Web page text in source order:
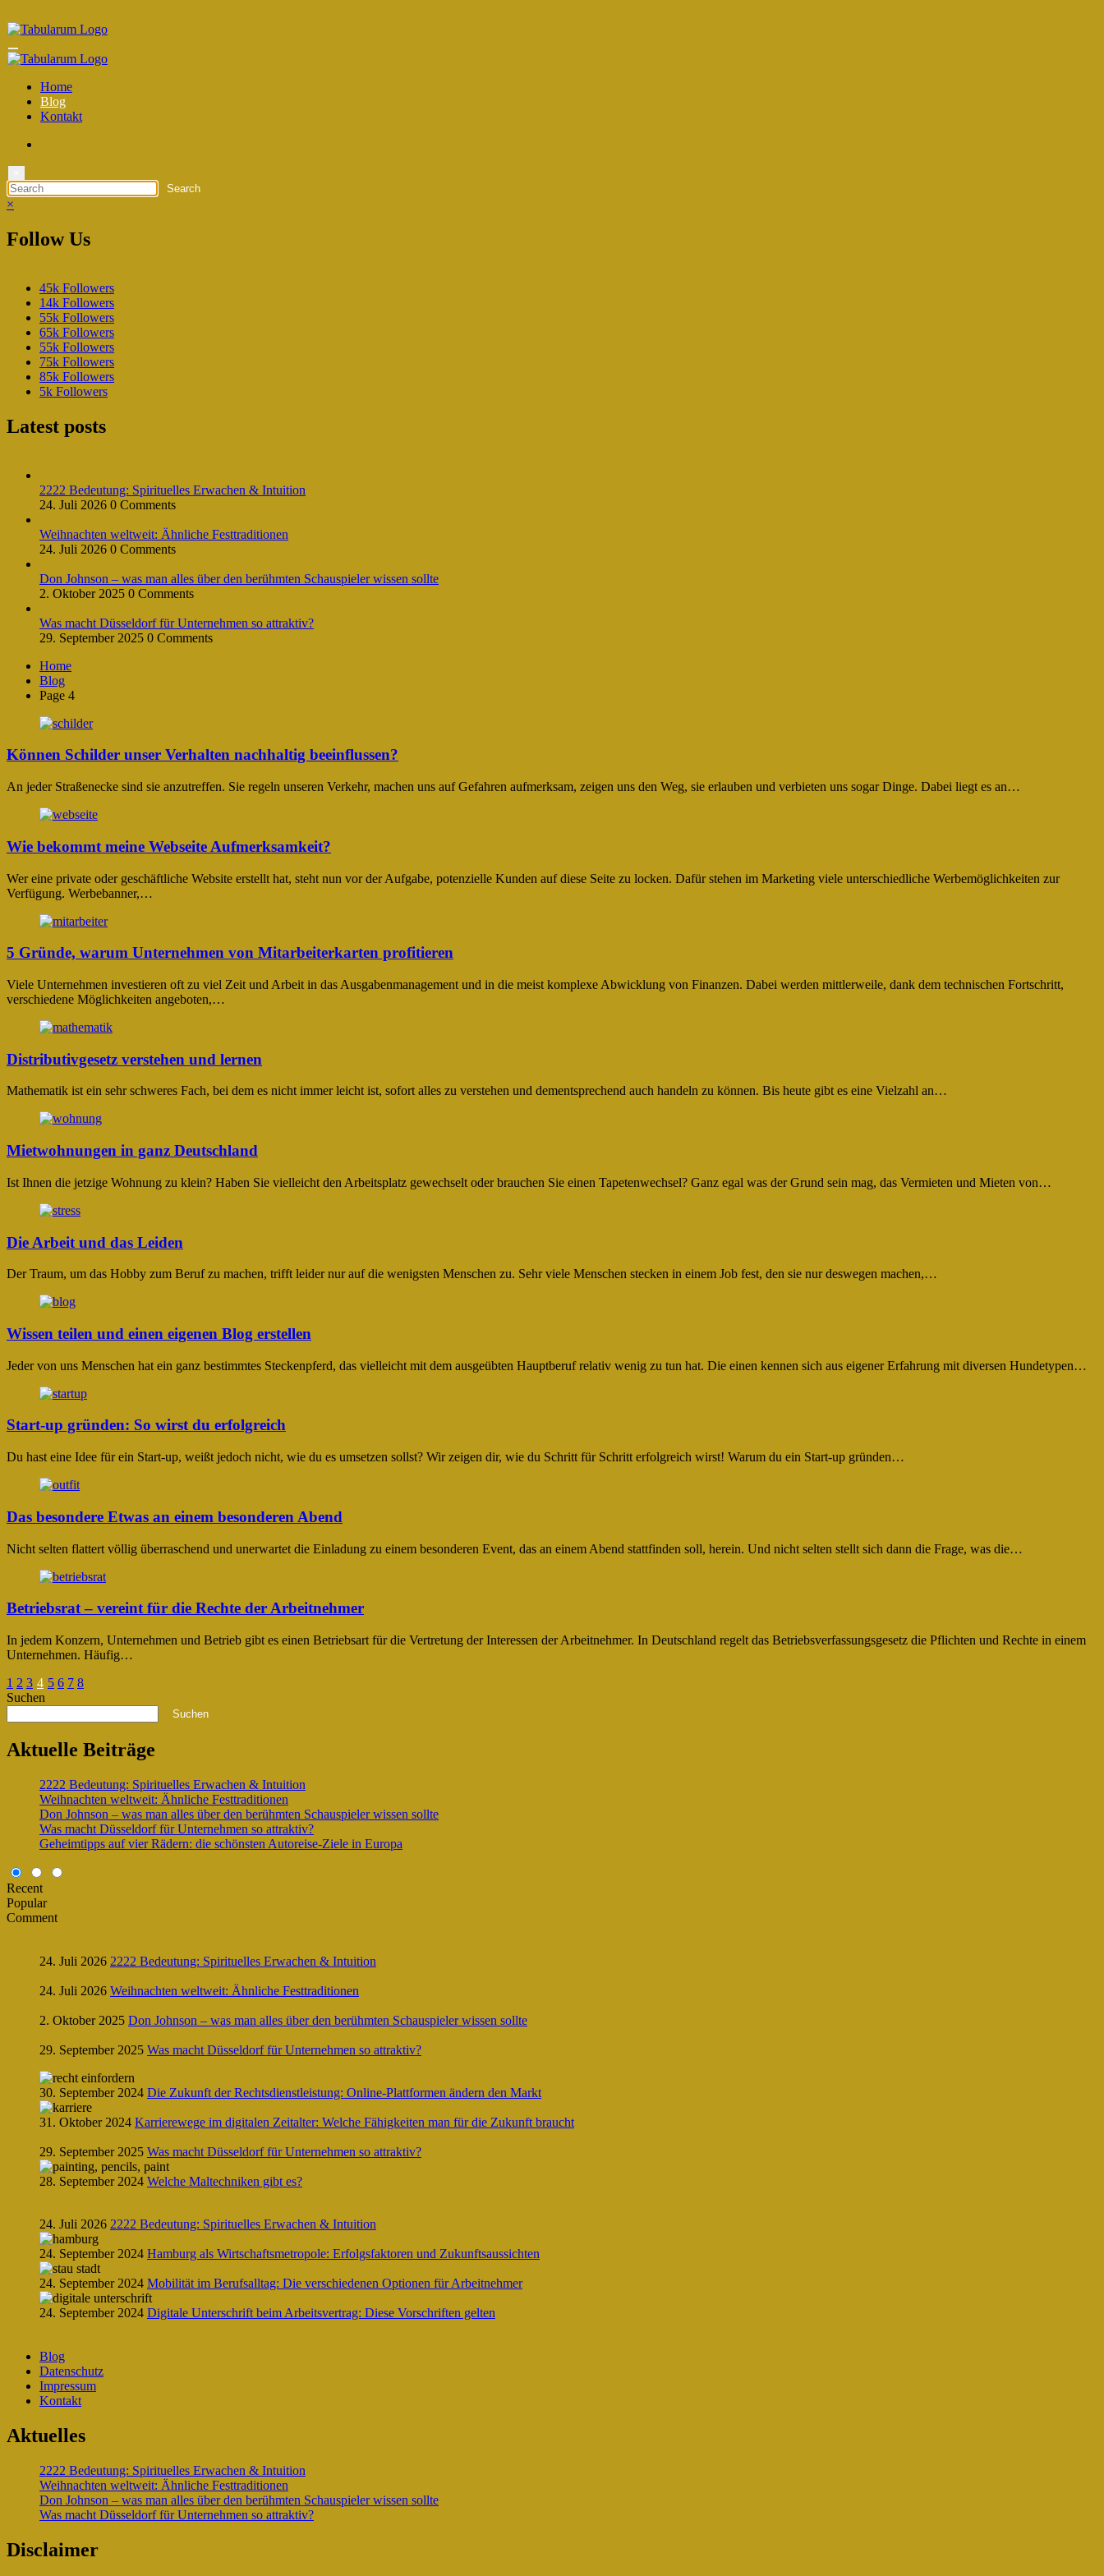
Inhalt
Home
Blog
Kontakt
×
Follow Us
45k Followers
14k Followers
55k Followers
65k Followers
55k Followers
75k Followers
85k Followers
5k Followers
Latest posts
2222 Bedeutung: Spirituelles Erwachen & Intuition
24. Juli 2026 0 Comments
Weihnachten weltweit: Ähnliche Festtraditionen
24. Juli 2026 0 Comments
Don Johnson – was man alles über den berühmten Schauspieler wissen sollte
2. Oktober 2025 0 Comments
Was macht Düsseldorf für Unternehmen so attraktiv?
29. September 2025 0 Comments
Home
Blog
Page 4
Können Schilder unser Verhalten nachhaltig beeinflussen?
An jeder Straßenecke sind sie anzutreffen. Sie regeln unseren Verkehr, machen uns auf Gefahren aufmerksam, zeigen uns den Weg, sie erlauben und verbieten uns sogar Dinge. Dabei liegt es an…
Wie bekommt meine Webseite Aufmerksamkeit?
Wer eine private oder geschäftliche Website erstellt hat, steht nun vor der Aufgabe, potenzielle Kunden auf diese Seite zu locken. Dafür stehen im Marketing viele unterschiedliche Werbemöglichkeiten zur
Verfügung. Werbebanner,…
5 Gründe, warum Unternehmen von Mitarbeiterkarten profitieren
Viele Unternehmen investieren oft zu viel Zeit und Arbeit in das Ausgabenmanagement und in die meist komplexe Abwicklung von Finanzen. Dabei werden mittlerweile, dank dem technischen Fortschritt,
verschiedene Möglichkeiten angeboten,…
Distributivgesetz verstehen und lernen
Mathematik ist ein sehr schweres Fach, bei dem es nicht immer leicht ist, sofort alles zu verstehen und dementsprechend auch handeln zu können. Bis heute gibt es eine Vielzahl an…
Mietwohnungen in ganz Deutschland
Ist Ihnen die jetzige Wohnung zu klein? Haben Sie vielleicht den Arbeitsplatz gewechselt oder brauchen Sie einen Tapetenwechsel? Ganz egal was der Grund sein mag, das Vermieten und Mieten von…
Die Arbeit und das Leiden
Der Traum, um das Hobby zum Beruf zu machen, trifft leider nur auf die wenigsten Menschen zu. Sehr viele Menschen stecken in einem Job fest, den sie nur deswegen machen,…
Wissen teilen und einen eigenen Blog erstellen
Jeder von uns Menschen hat ein ganz bestimmtes Steckenpferd, das vielleicht mit dem ausgeübten Hauptberuf relativ wenig zu tun hat. Die einen kennen sich aus eigener Erfahrung mit diversen Hundetypen…
Start-up gründen: So wirst du erfolgreich
Du hast eine Idee für ein Start-up, weißt jedoch nicht, wie du es umsetzen sollst? Wir zeigen dir, wie du Schritt für Schritt erfolgreich wirst! Warum du ein Start-up gründen…
Das besondere Etwas an einem besonderen Abend
Nicht selten flattert völlig überraschend und unerwartet die Einladung zu einem besonderen Event, das an einem Abend stattfinden soll, herein. Und nicht selten stellt sich dann die Frage, was die…
Betriebsrat – vereint für die Rechte der Arbeitnehmer
In jedem Konzern, Unternehmen und Betrieb gibt es einen Betriebsart für die Vertretung der Interessen der Arbeitnehmer. In Deutschland regelt das Betriebsverfassungsgesetz die Pflichten und Rechte in einem
Unternehmen. Häufig…
1 2 3 4 5 6 7 8
Suchen
Suchen
Aktuelle Beiträge
2222 Bedeutung: Spirituelles Erwachen & Intuition
Weihnachten weltweit: Ähnliche Festtraditionen
Don Johnson – was man alles über den berühmten Schauspieler wissen sollte
Was macht Düsseldorf für Unternehmen so attraktiv?
Geheimtipps auf vier Rädern: die schönsten Autoreise-Ziele in Europa
Recent
Popular
Comment
24. Juli 2026 2222 Bedeutung: Spirituelles Erwachen & Intuition
24. Juli 2026 Weihnachten weltweit: Ähnliche Festtraditionen
2. Oktober 2025 Don Johnson – was man alles über den berühmten Schauspieler wissen sollte
29. September 2025 Was macht Düsseldorf für Unternehmen so attraktiv?
30. September 2024 Die Zukunft der Rechtsdienstleistung: Online-Plattformen ändern den Markt
31. Oktober 2024 Karrierewege im digitalen Zeitalter: Welche Fähigkeiten man für die Zukunft braucht
29. September 2025 Was macht Düsseldorf für Unternehmen so attraktiv?
28. September 2024 Welche Maltechniken gibt es?
24. Juli 2026 2222 Bedeutung: Spirituelles Erwachen & Intuition
24. September 2024 Hamburg als Wirtschaftsmetropole: Erfolgsfaktoren und Zukunftsaussichten
24. September 2024 Mobilität im Berufsalltag: Die verschiedenen Optionen für Arbeitnehmer
24. September 2024 Digitale Unterschrift beim Arbeitsvertrag: Diese Vorschriften gelten
Blog
Datenschutz
Impressum
Kontakt
Aktuelles
2222 Bedeutung: Spirituelles Erwachen & Intuition
Weihnachten weltweit: Ähnliche Festtraditionen
Don Johnson – was man alles über den berühmten Schauspieler wissen sollte
Was macht Düsseldorf für Unternehmen so attraktiv?
Disclaimer